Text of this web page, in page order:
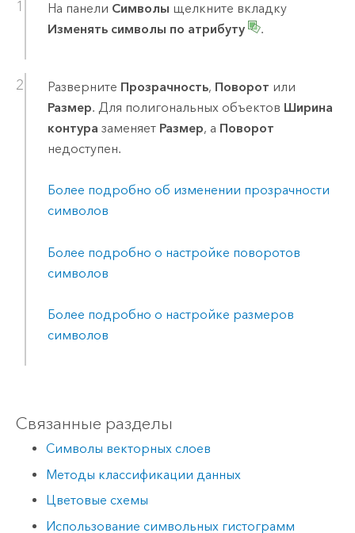
На панели Символы щелкните вкладку
Изменять символы по атрибуту
.
Разверните Прозрачность, Поворот или
Размер. Для полигональных объектов Ширина
контура заменяет Размер, а Поворот
недоступен.
Более подробно об изменении прозрачности
символов
Более подробно о настройке поворотов
символов
Более подробно о настройке размеров
символов
Связанные разделы
Символы векторных слоев
Методы классификации данных
Цветовые схемы
Использование символьных гистограмм